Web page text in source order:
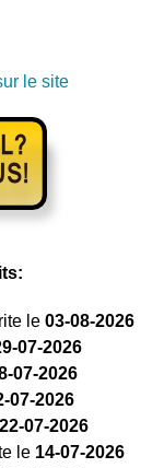
le site
le 03-08-2026
07-2026
07-2026
07-2026
22-07-2026
le 14-07-2026